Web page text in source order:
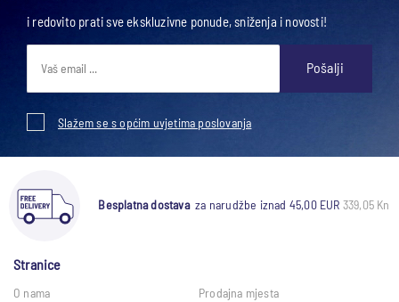
i redovito prati sve ekskluzivne ponude, sniženja i novosti!
Pošalji
Slažem se s općim uvjetima poslovanja
Besplatna dostavaza narudžbe iznad 45,00 EUR 339,05 Kn
Stranice
O nama
Prodajna mjesta